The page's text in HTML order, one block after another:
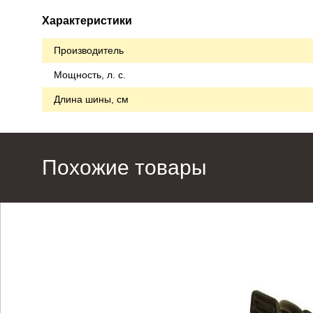
Характеристики
Производитель
Мощность, л. с.
Длина шины, см
Похожие товары